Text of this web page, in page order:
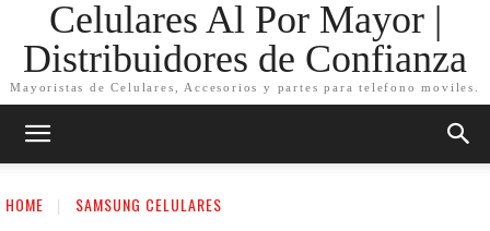
Celulares Al Por Mayor |
Distribuidores de Confianza
Mayoristas de Celulares, Accesorios y partes para telefono moviles.
HOME SAMSUNG CELULARES